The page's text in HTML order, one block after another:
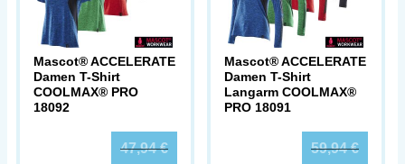
Mascot® ACCELERATE
Damen T-Shirt
COOLMAX® PRO
18092
47,94€
Mascot® ACCELERATE
Damen T-Shirt
Langarm COOLMAX®
PRO 18091
59,94€